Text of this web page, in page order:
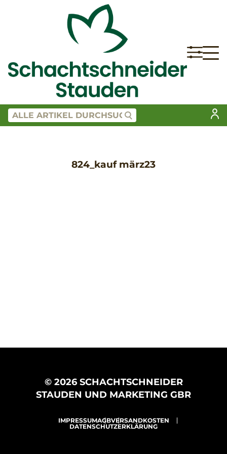
824_kauf märz23
© 2026 SCHACHTSCHNEIDER
STAUDEN UND MARKETING GBR
IMPRESSUMAGBVERSANDKOSTEN
DATENSCHUTZERKLÄRUNG